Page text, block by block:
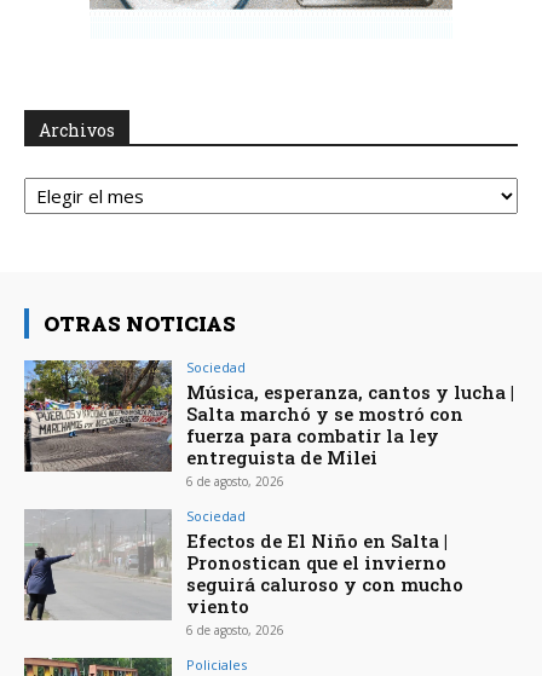
Archivos
Archivos
OTRAS NOTICIAS
Sociedad
Música, esperanza, cantos y lucha |
Salta marchó y se mostró con
fuerza para combatir la ley
entreguista de Milei
6 de agosto, 2026
Sociedad
Efectos de El Niño en Salta |
Pronostican que el invierno
seguirá caluroso y con mucho
viento
6 de agosto, 2026
Policiales